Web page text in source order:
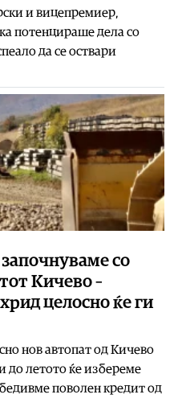
и вицепремиер,
потенцираше дела со
да се оствари
со
Кичево –
целосно ќе ги
нов автопат од Кичево
до летото ќе избереме
поволен кредит од